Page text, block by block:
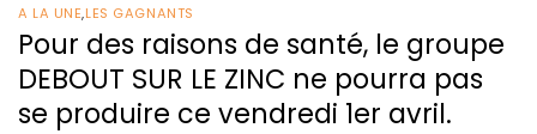
A LA UNE,LES GAGNANTS
Pour des raisons de santé, le groupe
DEBOUT SUR LE ZINC ne pourra pas
se produire ce vendredi 1er avril.